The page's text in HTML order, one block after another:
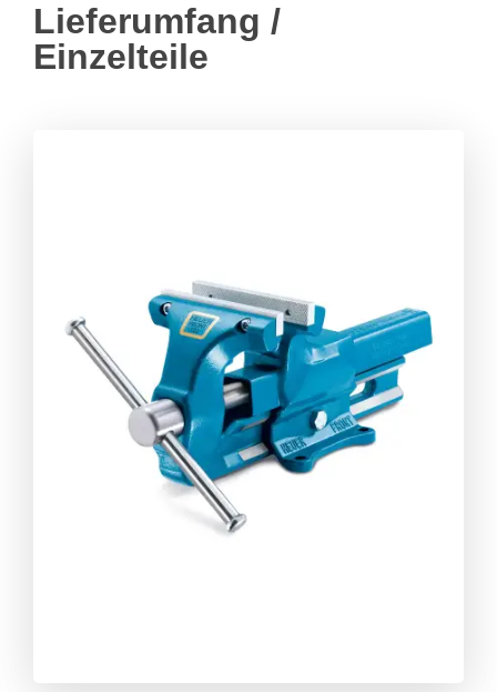
Lieferumfang /
Einzelteile